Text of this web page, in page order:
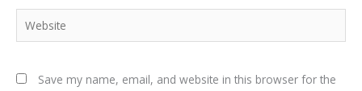
Website
Save my name, email, and website in this browser for the